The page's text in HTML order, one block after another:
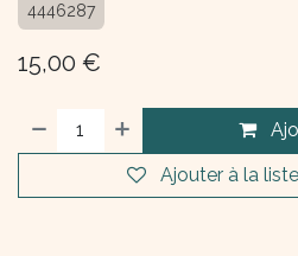
4446287
15,00 €
Ajouter à la